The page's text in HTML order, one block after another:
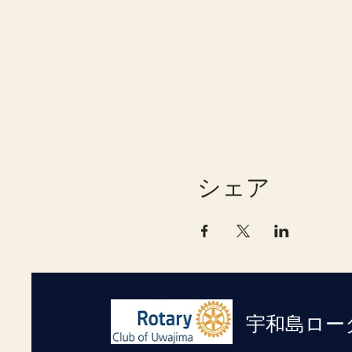
シェア
宇和島ロ